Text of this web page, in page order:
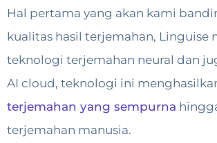
Hal pertama yang akan kami
kualitas hasil terjemahan, Linguise
teknologi terjemahan neural dan
AI cloud, teknologi ini
terjemahan yang sempurna
terjemahan manusia.